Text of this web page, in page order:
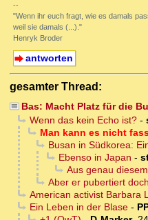
--
"Wenn ihr euch fragt, wie es damals
weil sie damals (...)."
Henryk Broder
antworten
gesamter Thread:
Bas: Macht Platz für die
Wenn das kein Echo ist?-
Man kann es nicht
Busan in Südkorea:
Ebenso in Japan -
Aus genau
Aber er pubertiert
American activist Barbara
Ein Leben in der Blase-